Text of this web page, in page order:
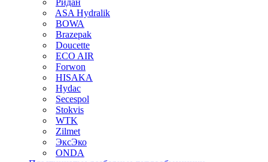
Ридан
ASA Hydralik
BOWA
Brazepak
Doucette
ECO AIR
Forwon
HISAKA
Hydac
Secespol
Stokvis
WTK
Zilmet
ЭксЭко
ONDA